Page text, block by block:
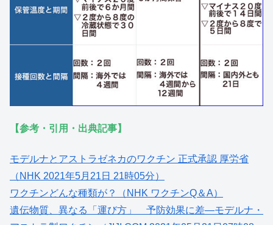
【参考・引用・出典記事】
モデルナとアストラゼネカのワクチン 正式承認 厚労省
（NHK 2021年5月21日 21時05分）
ワクチンどんな種類が？（NHK ワクチンQ＆A）
遺伝物質、異なる「運び方」 予防効果に差―モデルナ・